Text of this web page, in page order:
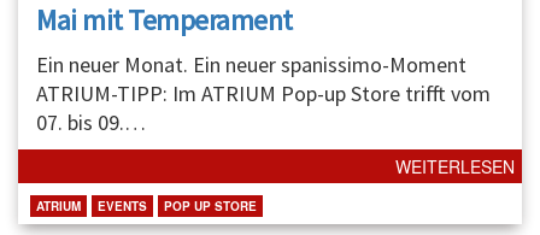
Mai mit Temperament
Ein neuer Monat. Ein neuer spanissimo-Moment
ATRIUM-TIPP: Im ATRIUM Pop-up Store trifft vom
07. bis 09.…
WEITERLESEN
ATRIUM EVENTS POP UP STORE